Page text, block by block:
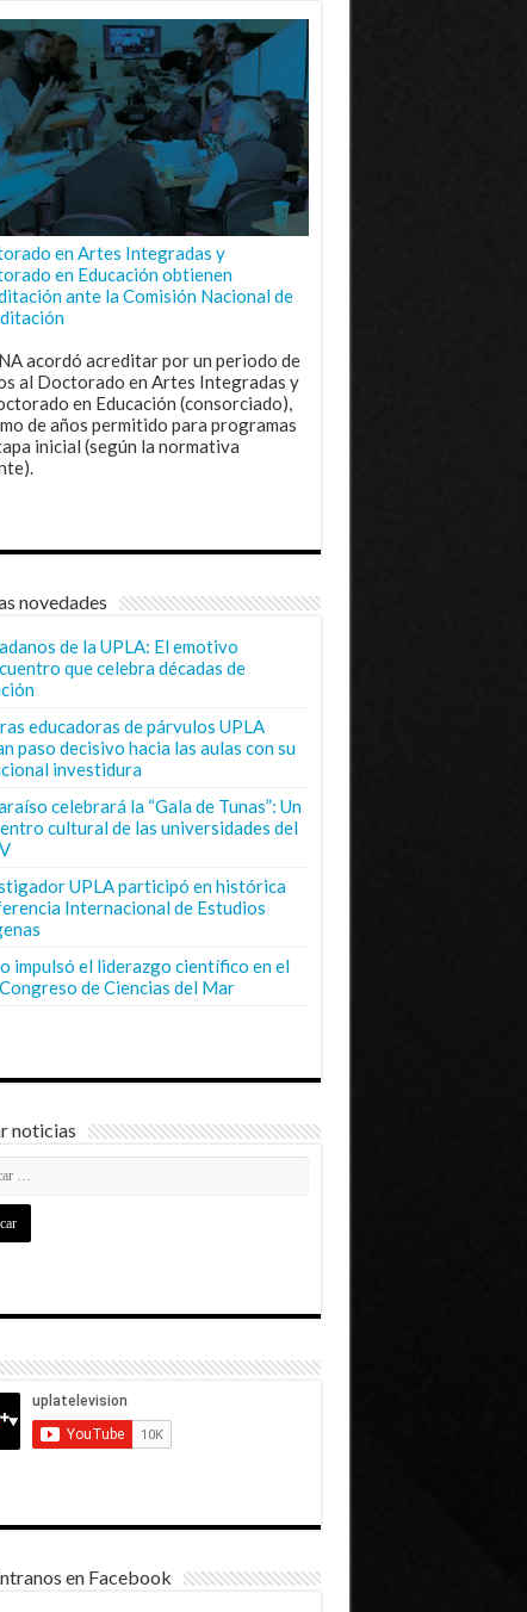
en Artes Integradas y
en Educación obtienen
ante la Comisión Nacional de
acordó acreditar por un periodo de
al Doctorado en Artes Integradas y
en Educación (consorciado),
de años permitido para programas
inicial (según la normativa
novedades
de la UPLA: El emotivo
que celebra décadas de
educadoras de párvulos UPLA
paso decisivo hacia las aulas con su
investidura
celebrará la “Gala de Tunas”: Un
cultural de las universidades del
UPLA participó en histórica
Internacional de Estudios
impulsó el liderazgo científico en el
de Ciencias del Mar
noticias
en Facebook